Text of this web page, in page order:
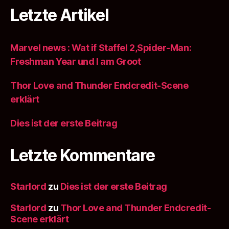
Letzte Artikel
Marvel news : Wat if Staffel 2,Spider-Man:
Freshman Year und l am Groot
Thor Love and Thunder Endcredit-Scene
erklärt
Dies ist der erste Beitrag
Letzte Kommentare
Starlord zu Dies ist der erste Beitrag
Starlord zu Thor Love and Thunder Endcredit-
Scene erklärt